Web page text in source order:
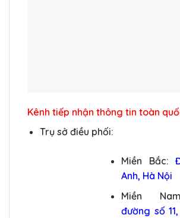
Kênh tiếp nhận thông tin toàn
Trụ sở điều phối:
Miền Bắc:
Anh, Hà Nội
Miền
đường số